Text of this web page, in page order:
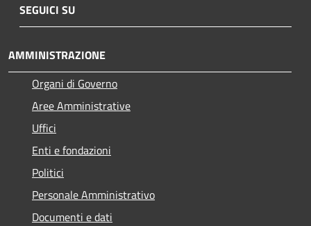
SEGUICI SU
AMMINISTRAZIONE
Organi di Governo
Aree Amministrative
Uffici
Enti e fondazioni
Politici
Personale Amministrativo
Documenti e dati